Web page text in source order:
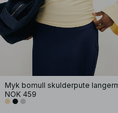
NOK 459